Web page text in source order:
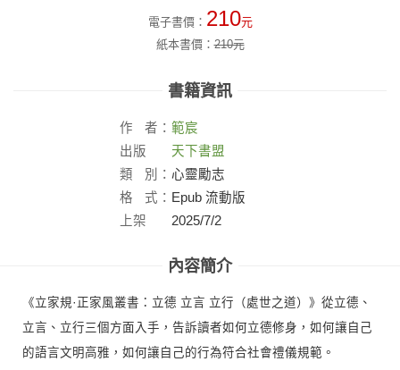
電子書價： 210元
紙本書價：210元
書籍資訊
作 者： 範宸
出版
社：
天下書盟
類
別： 心靈勵志
格
式： Epub 流動版
上架
2025/7/2
內容簡介
《立家規·正家風叢書：立德 立言 立行（處世之道）》從立德、
立言、立行三個方面入手，告訴讀者如何立德修身，如何讓自己
的語言文明高雅，如何讓自己的行為符合社會禮儀規範。